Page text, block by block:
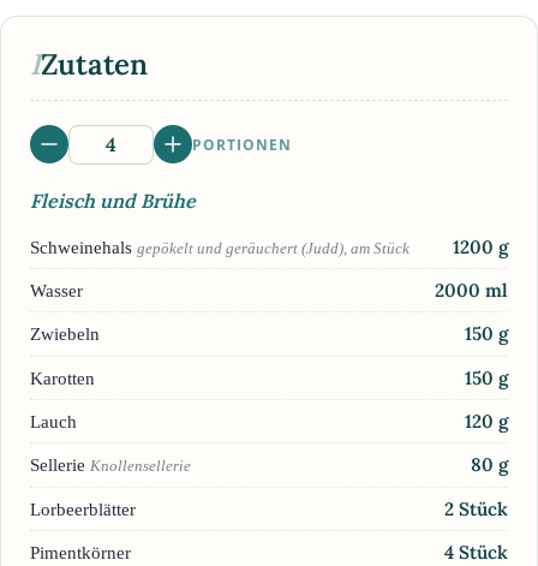
IZutaten
PORTIONEN
Fleisch und Brühe
Schweinehals gepökelt und geräuchert (Judd), am Stück 1200 g
Wasser 2000 ml
Zwiebeln 150 g
Karotten 150 g
Lauch 120 g
Sellerie Knollensellerie 80 g
Lorbeerblätter 2 Stück
Pimentkörner 4 Stück